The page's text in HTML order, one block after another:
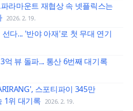
라마운트 재협상 속 넷플릭스는
2026. 2. 19.
다... '반야 아재'로 첫 무대 연기
억 뷰 돌파... 통산 6번째 대기록
스포티파이 345만
1위 대기록 2026. 2. 19.